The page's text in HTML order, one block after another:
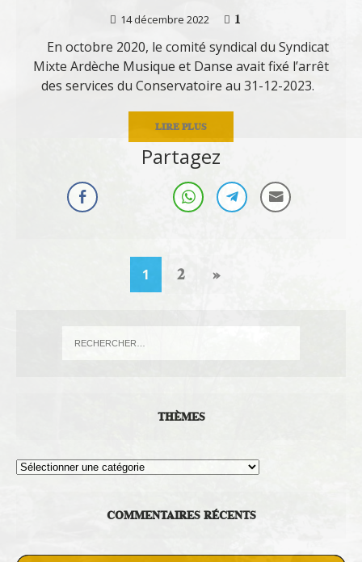
14 décembre 2022
1
En octobre 2020, le comité syndical du Syndicat
Mixte Ardèche Musique et Danse avait fixé l’arrêt
des services du Conservatoire au 31-12-2023.
LIRE PLUS
Partagez
1 2 »
THÈMES
Thèmes
COMMENTAIRES RÉCENTS